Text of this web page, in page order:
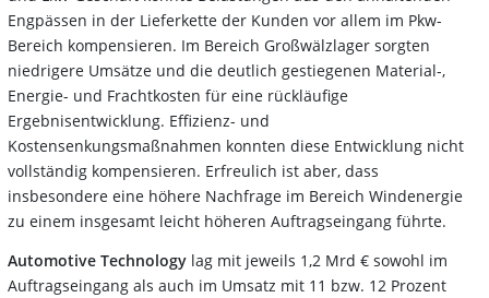
Engpässen in der Lieferkette der Kunden vor allem im Pkw-
Bereich kompensieren. Im Bereich Großwälzlager sorgten
niedrigere Umsätze und die deutlich gestiegenen Material-,
Energie- und Frachtkosten für eine rückläufige
Ergebnisentwicklung. Effizienz- und
Kostensenkungsmaßnahmen konnten diese Entwicklung nicht
vollständig kompensieren. Erfreulich ist aber, dass
insbesondere eine höhere Nachfrage im Bereich Windenergie
zu einem insgesamt leicht höheren Auftragseingang führte.
Automotive Technology lag mit jeweils 1,2 Mrd € sowohl im
Auftragseingang als auch im Umsatz mit 11 bzw. 12 Prozent